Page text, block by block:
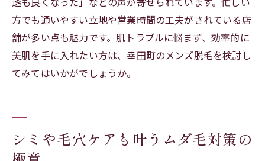
方でも通いやすい立地や営業時間の工夫がされている店
舗が多い点も魅力です。肌トラブルに悩まず、効率的に
美肌を手に入れたい方は、幸田町のメンズ脱毛を検討し
てみてはいかがでしょうか。
シミや毛穴ケアも叶うムダ毛対策の